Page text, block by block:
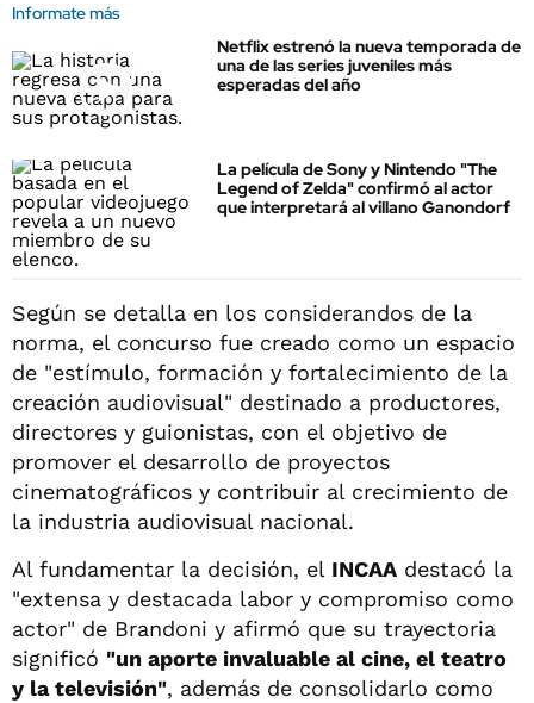
Informate más
Netflix estrenó la nueva temporada de
una de las series juveniles más
esperadas del año
La película de Sony y Nintendo "The
Legend of Zelda" confirmó al actor
que interpretará al villano Ganondorf
Según se detalla en los considerandos de la
norma, el concurso fue creado como un espacio
de "estímulo, formación y fortalecimiento de la
creación audiovisual" destinado a productores,
directores y guionistas, con el objetivo de
promover el desarrollo de proyectos
cinematográficos y contribuir al crecimiento de
la industria audiovisual nacional.
Al fundamentar la decisión, el INCAA destacó la
"extensa y destacada labor y compromiso como
actor" de Brandoni y afirmó que su trayectoria
significó "un aporte invaluable al cine, el teatro
y la televisión", además de consolidarlo como